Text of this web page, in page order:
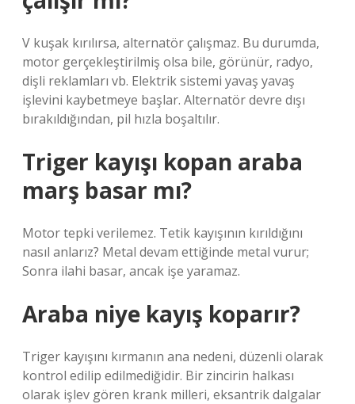
V kuşak kırılırsa, alternatör çalışmaz. Bu durumda,
motor gerçekleştirilmiş olsa bile, görünür, radyo,
dişli reklamları vb. Elektrik sistemi yavaş yavaş
işlevini kaybetmeye başlar. Alternatör devre dışı
bırakıldığından, pil hızla boşaltılır.
Triger kayışı kopan araba
marş basar mı?
Motor tepki verilemez. Tetik kayışının kırıldığını
nasıl anlarız? Metal devam ettiğinde metal vurur;
Sonra ilahi basar, ancak işe yaramaz.
Araba niye kayış koparır?
Triger kayışını kırmanın ana nedeni, düzenli olarak
kontrol edilip edilmediğidir. Bir zincirin halkası
olarak işlev gören krank milleri, eksantrik dalgalar